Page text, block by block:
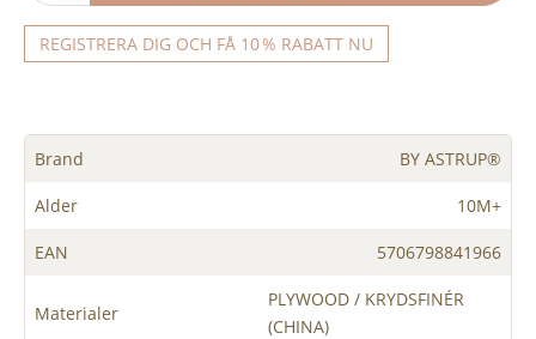
REGISTRERA DIG OCH FÅ 10 % RABATT NU
Brand BY ASTRUP®
Alder 10M+
EAN 5706798841966
Materialer
PLYWOOD / KRYDSFINÉR
(CHINA)